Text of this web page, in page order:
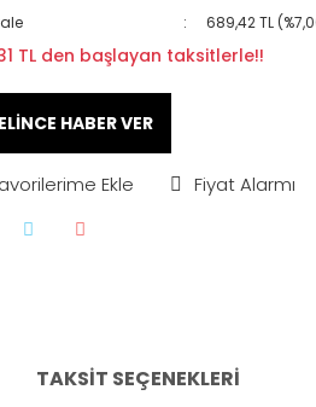
689,42 TL
TL den başlayan taksitlerle!!
HABER VER
Fiyat Alarmı
TAKSIT SEÇENEKLERI